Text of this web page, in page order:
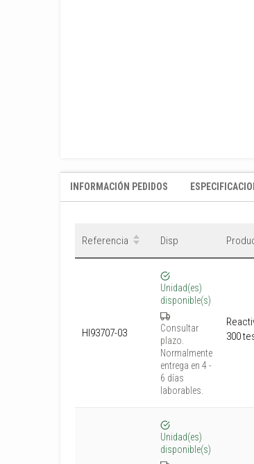
INFORMACIÓN PEDIDOS
Referencia Disp
HI93707-03
Unidad(es)
disponible(s)
Consultar
plazo.
Normalmente
entrega en 4 -
6 días
laborables.
300
Unidad(es)
disponible(s)